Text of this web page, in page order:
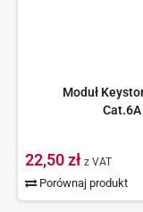
Moduł
22,50 zł z VAT
Porównaj produkt